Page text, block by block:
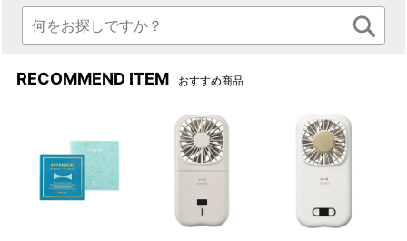
RECOMMEND ITEM おすすめ商品